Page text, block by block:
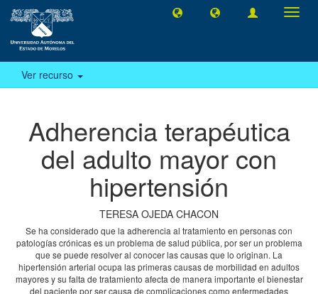
Ver recurso
Adherencia terapéutica
del adulto mayor con
hipertensión
TERESA OJEDA CHACON
Se ha considerado que la adherencia al tratamiento en personas con
patologías crónicas es un problema de salud pública, por ser un problema
que se puede resolver al conocer las causas que lo originan. La
hipertensión arterial ocupa las primeras causas de morbilidad en adultos
mayores y su falta de tratamiento afecta de manera importante el bienestar
del paciente por ser causa de complicaciones como enfermedades